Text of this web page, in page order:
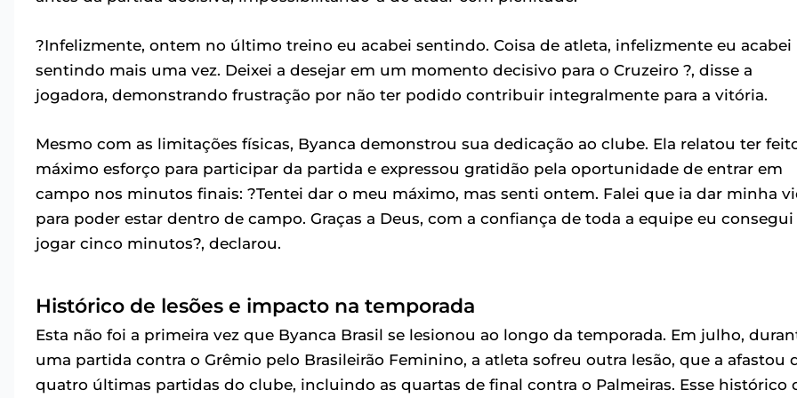
?Infelizmente, ontem no último treino eu acabei sentindo. Coisa de atleta, infelizmente eu acabei
sentindo mais uma vez. Deixei a desejar em um momento decisivo para o Cruzeiro ?, disse a
jogadora, demonstrando frustração por não ter podido contribuir integralmente para a vitória.
Mesmo com as limitações físicas, Byanca demonstrou sua dedicação ao clube. Ela relatou ter
máximo esforço para participar da partida e expressou gratidão pela oportunidade de entrar em
campo nos minutos finais: ?Tentei dar o meu máximo, mas senti ontem. Falei que ia dar minha
para poder estar dentro de campo. Graças a Deus, com a confiança de toda a equipe eu consegui
jogar cinco minutos?, declarou.
Histórico de lesões e impacto na temporada
Esta não foi a primeira vez que Byanca Brasil se lesionou ao longo da temporada. Em julho,
uma partida contra o Grêmio pelo Brasileirão Feminino, a atleta sofreu outra lesão, que a afastou
quatro últimas partidas do clube, incluindo as quartas de final contra o Palmeiras. Esse histórico